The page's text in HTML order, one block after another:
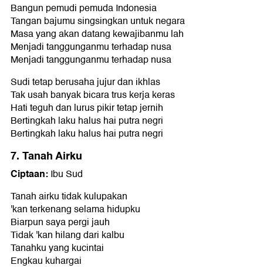
Bangun pemudi pemuda Indonesia
Tangan bajumu singsingkan untuk negara
Masa yang akan datang kewajibanmu lah
Menjadi tanggunganmu terhadap nusa
Menjadi tanggunganmu terhadap nusa
Sudi tetap berusaha jujur dan ikhlas
Tak usah banyak bicara trus kerja keras
Hati teguh dan lurus pikir tetap jernih
Bertingkah laku halus hai putra negri
Bertingkah laku halus hai putra negri
7. Tanah Airku
Ciptaan:Ibu Sud
Tanah airku tidak kulupakan
'kan terkenang selama hidupku
Biarpun saya pergi jauh
Tidak 'kan hilang dari kalbu
Tanahku yang kucintai
Engkau kuhargai